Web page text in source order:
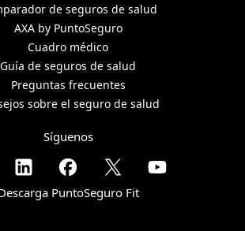
de seguros de salud
AXA by PuntoSeguro
Cuadro médico
Guía de seguros de salud
Preguntas frecuentes
sobre el seguro de salud
Síguenos
PuntoSeguro Fit